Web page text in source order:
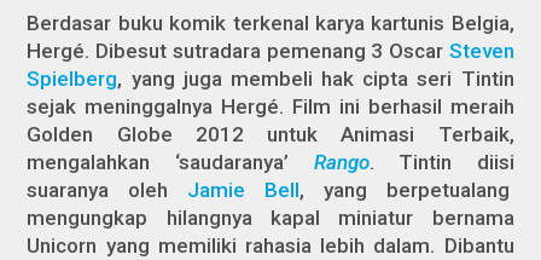
Berdasar buku komik terkenal karya kartunis Belgia,
Hergé. Dibesut sutradara pemenang 3 Oscar Steven
Spielberg, yang juga membeli hak cipta seri Tintin
sejak meninggalnya Hergé. Film ini berhasil meraih
Golden Globe 2012 untuk Animasi Terbaik,
mengalahkan ‘saudaranya’ Rango. Tintin diisi
suaranya oleh Jamie Bell, yang berpetualang
mengungkap hilangnya kapal miniatur bernama
Unicorn yang memiliki rahasia lebih dalam. Dibantu